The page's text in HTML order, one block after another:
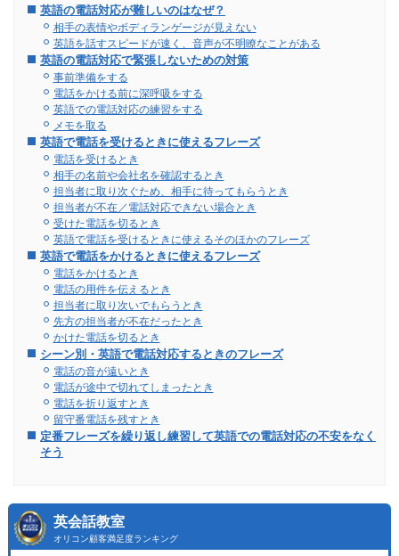
英語の電話対応が難しいのはなぜ？
相手の表情やボディランゲージが見えない
英語を話すスピードが速く、音声が不明瞭なことがある
英語の電話対応で緊張しないための対策
事前準備をする
電話をかける前に深呼吸をする
英語での電話対応の練習をする
メモを取る
英語で電話を受けるときに使えるフレーズ
電話を受けるとき
相手の名前や会社名を確認するとき
担当者に取り次ぐため、相手に待ってもらうとき
担当者が不在／電話対応できない場合とき
受けた電話を切るとき
英語で電話を受けるときに使えるそのほかのフレーズ
英語で電話をかけるときに使えるフレーズ
電話をかけるとき
電話の用件を伝えるとき
担当者に取り次いでもらうとき
先方の担当者が不在だったとき
かけた電話を切るとき
シーン別・英語で電話対応するときのフレーズ
電話の音が遠いとき
電話が途中で切れてしまったとき
電話を折り返すとき
留守番電話を残すとき
定番フレーズを繰り返し練習して英語での電話対応の不安をなく
そう
英会話教室
オリコン顧客満足度ランキング